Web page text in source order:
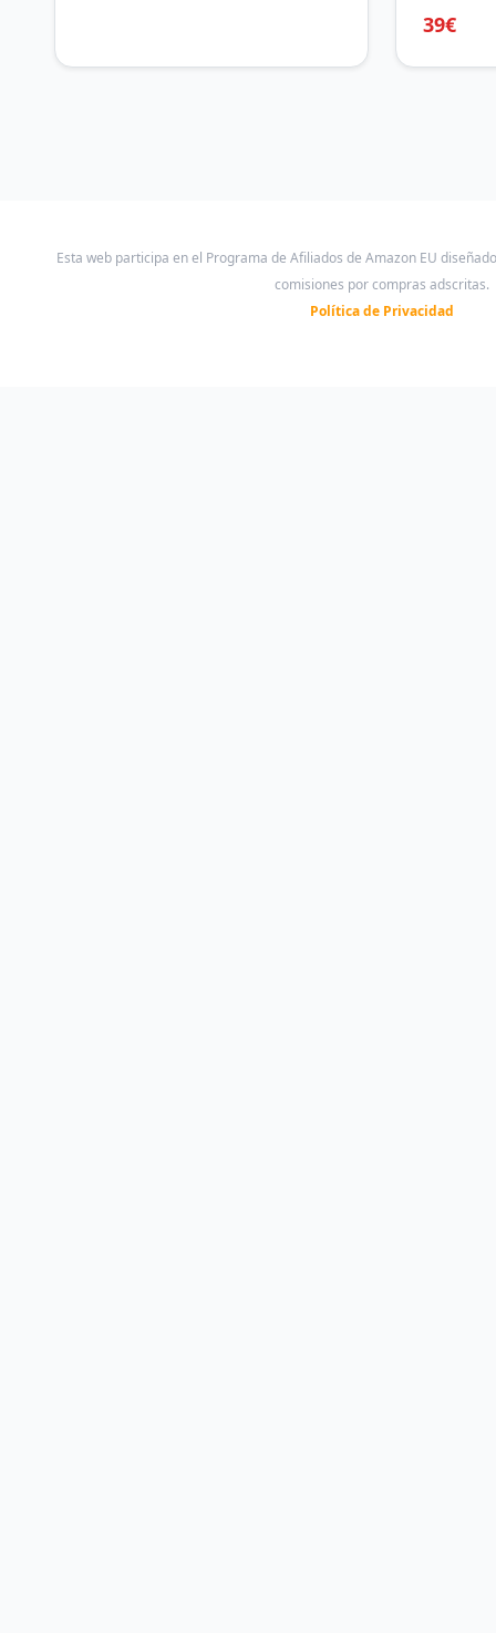
Negro
39€
Esta web participa en el Programa de Afiliados de Amazon EU
comisiones por compras adscritas.
Política de Privacidad